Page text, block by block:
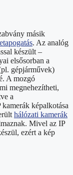
másik
. Az analóg
készült –
elsősorban a
gépjárművek)
A mozgó
megnehezítheti,
a
képalkotása
hálózati kamerák
Mivel az IP
ezért a kép